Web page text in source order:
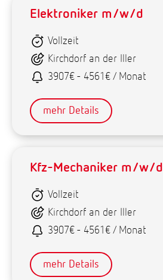
Elektroniker m/w/d
Vollzeit
Kirchdorf an der Iller
3907€ - 4561€ / Monat
mehr Details
Kfz-Mechaniker m/w/d
Vollzeit
Kirchdorf an der Iller
3907€ - 4561€ / Monat
mehr Details